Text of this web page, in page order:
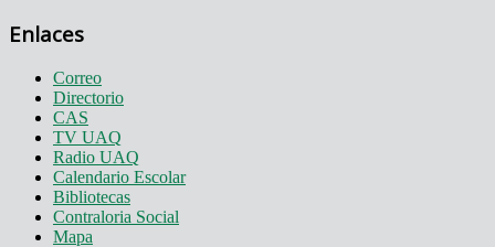
Enlaces
Correo
Directorio
CAS
TV UAQ
Radio UAQ
Calendario Escolar
Bibliotecas
Contraloria Social
Mapa